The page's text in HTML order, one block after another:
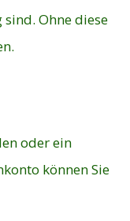
Ohne diese
oder ein
können Sie